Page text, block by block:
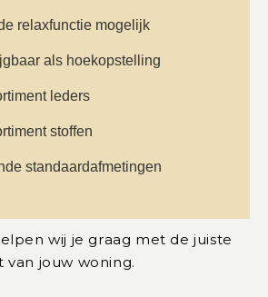
relaxfunctie mogelijk
als hoekopstelling
leders
stoffen
standaardafmetingen
wij je graag met de juiste
jouw woning.